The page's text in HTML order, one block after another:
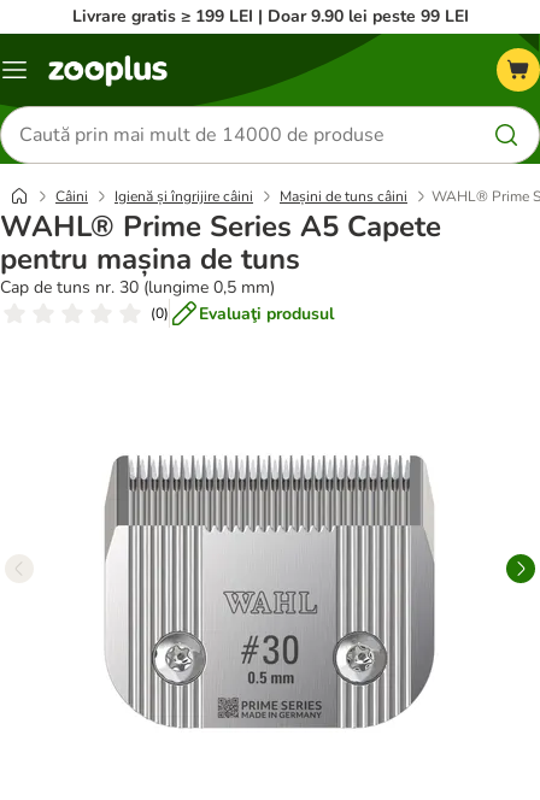
Livrare gratis ≥ 199 LEI | Doar 9.90 lei peste 99 LEI
Categorii
Căutare
produse
Câini Igienă și îngrijire câini Mașini de tuns câini WAHL® Prime
WAHL® Prime Series A5 Capete
pentru mașina de tuns
Cap de tuns nr. 30 (lungime 0,5 mm)
(0) Evaluaţi produsul